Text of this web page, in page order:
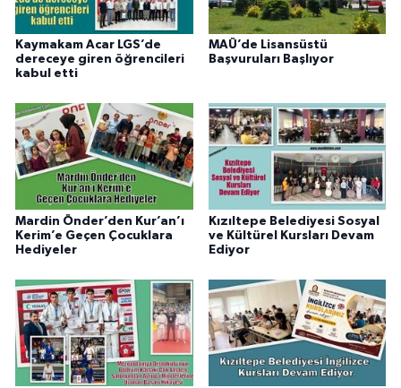
Kaymakam Acar LGS’de
dereceye giren öğrencileri
kabul etti
MAÜ’de Lisansüstü
Başvuruları Başlıyor
Mardin Önder’den Kur’an’ı
Kerim’e Geçen Çocuklara
Hediyeler
Kızıltepe Belediyesi Sosyal
ve Kültürel Kursları Devam
Ediyor